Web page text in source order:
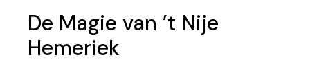
De Magie van ’t Nije
Hemeriek